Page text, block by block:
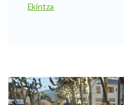
Ekintza